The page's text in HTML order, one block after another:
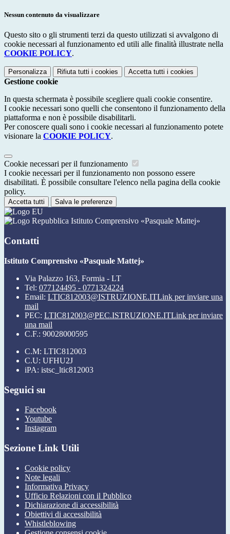
Nessun contenuto da visualizzare
Questo sito o gli strumenti terzi da questo utilizzati si avvalgono di
cookie necessari al funzionamento ed utili alle finalità illustrate nella
COOKIE POLICY.
Personalizza Rifiuta tutti i cookies Accetta tutti i cookies
Gestione cookie
In questa schermata è possibile scegliere quali cookie consentire.
I cookie necessari sono quelli che consentono il funzionamento della
piattaforma e non è possibile disabilitarli.
Per conoscere quali sono i cookie necessari al funzionamento potete
visionare la COOKIE POLICY.
Cookie necessari per il funzionamento
I cookie necessari per il funzionamento non possono essere
disabilitati. È possibile consultare l'elenco nella pagina della cookie
policy.
Accetta tutti Salva le preferenze
Istituto Comprensivo «Pasquale Mattej»
Contatti
Istituto Comprensivo «Pasquale Mattej»
Via Palazzo 163, Formia - LT
Tel: 077124495 - 0771324224
Email: LTIC812003@ISTRUZIONE.ITLink per inviare una
mail
PEC: LTIC812003@PEC.ISTRUZIONE.ITLink per inviare
una mail
C.F.: 90028000595
C.M: LTIC812003
C.U: UFHU2J
iPA: istsc_ltic812003
Seguici su
Facebook
Youtube
Instagram
Sezione Link Utili
Cookie policy
Note legali
Informativa Privacy
Ufficio Relazioni con il Pubblico
Dichiarazione di accessibilità
Obiettivi di accessibilità
Whistleblowing